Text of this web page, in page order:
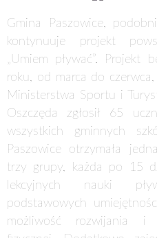
Gmina Paszowice,
kontynuuje projekt
„Umiem pływać”. Projekt
roku, od marca do
Ministerstwa Sportu i
Oszczęda zgłosił 65
wszystkich gminnych
Paszowice otrzymała
trzy grupy, każda po 15
lekcyjnych nauki
podstawowych
możliwość rozwijania i